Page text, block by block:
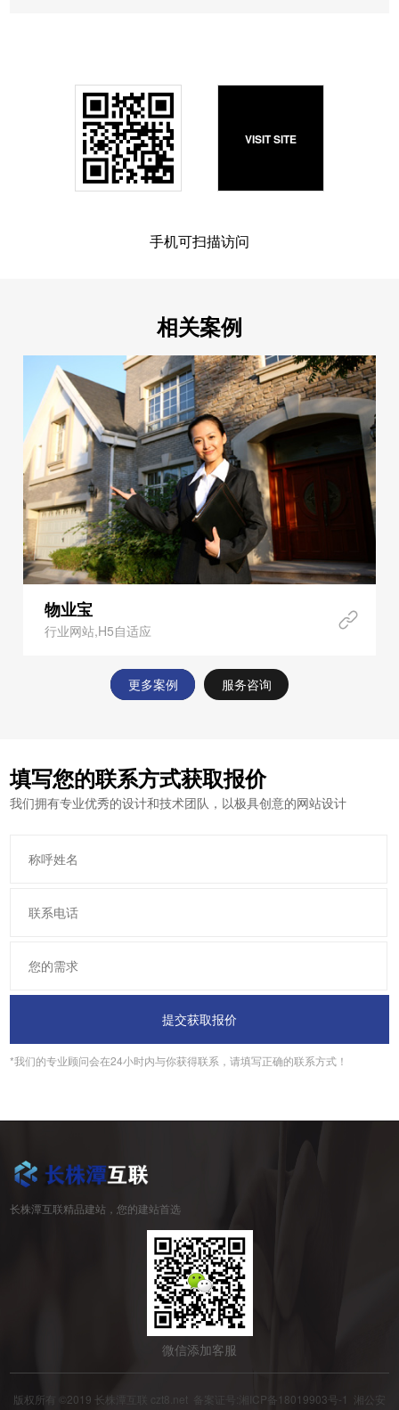
VISIT SITE
手机可扫描访问
相关案例
物业宝
行业网站,H5自适应
更多案例 服务咨询
填写您的联系方式获取报价
我们拥有专业优秀的设计和技术团队，以极具创意的网站设计
*我们的专业顾问会在24小时内与你获得联系，请填写正确的联系方式！
长株潭互联精品建站，您的建站首选
微信添加客服
版权所有 ©2019 长株潭互联 czt8.net 备案证号: 湘ICP备18019903号-1 湘公安